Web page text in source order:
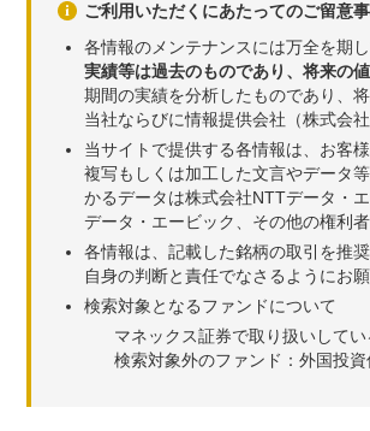
ご利用いただくにあたってのご留意
各情報のメンテナンスには万全を期
実績等は過去のものであり、将来の
期間の実績を分析したものであり、
当社ならびに情報提供会社（株式会
当サイトで提供する各情報は、お客
複写もしくは加工した文言やデータ
かるデータは株式会社NTTデータ・
データ・エービック、その他の権利
各情報は、記載した銘柄の取引を推
自身の判断と責任でなさるようにお願
検索対象となるファンドについて
マネックス証券で取り扱いして
検索対象外のファンド：外国投